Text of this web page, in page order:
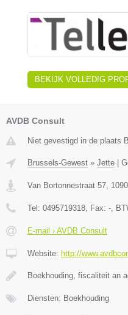
BEKIJK VOLLEDIG
AVDB Consult
Niet gevestigd in de plaats
Brussels-Gewest » Jette
Van Bortonnestraat 57, 1090
Tel: 0495719318, Fax: -,
E-mail › AVDB Consult
Website: http://
Boekhouding, fiscaliteit an
Diensten: Boekhouding